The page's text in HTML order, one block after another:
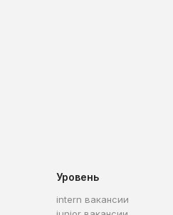
Уровень
intern вакансии